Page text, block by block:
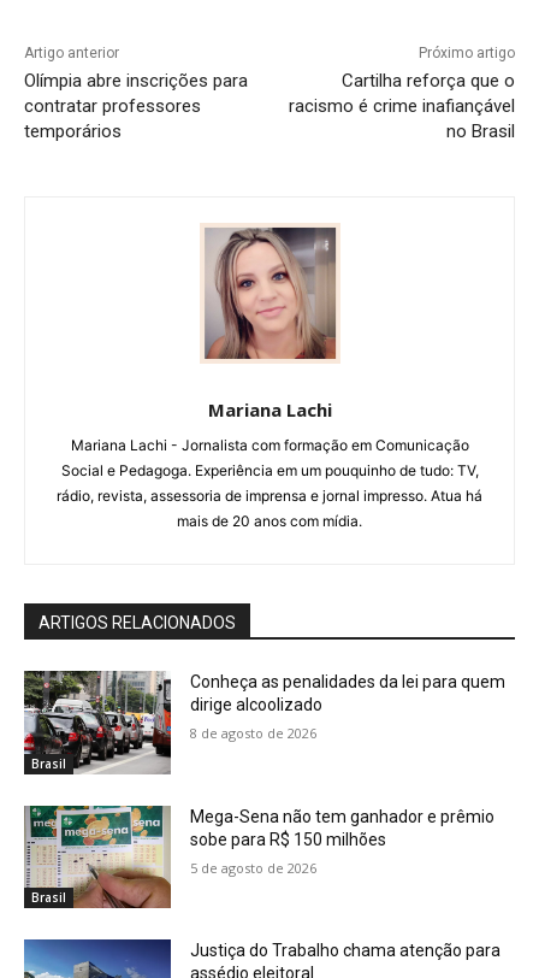
Artigo anterior
Olímpia abre inscrições para
contratar professores
temporários
Próximo artigo
Cartilha reforça que o
racismo é crime inafiançável
no Brasil
Mariana Lachi
Mariana Lachi - Jornalista com formação em Comunicação
Social e Pedagoga. Experiência em um pouquinho de tudo: TV,
rádio, revista, assessoria de imprensa e jornal impresso. Atua há
mais de 20 anos com mídia.
ARTIGOS RELACIONADOS
Brasil
Conheça as penalidades da lei para quem
dirige alcoolizado
8 de agosto de 2026
Brasil
Mega-Sena não tem ganhador e prêmio
sobe para R$ 150 milhões
5 de agosto de 2026
Justiça do Trabalho chama atenção para
assédio eleitoral